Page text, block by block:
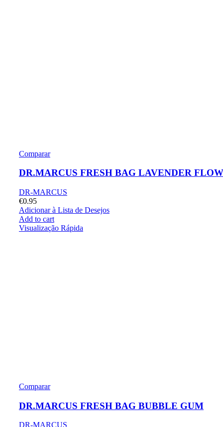
Comparar
DR.MARCUS FRESH BAG LAVENDER
DR-MARCUS
€0.95
Adicionar à Lista de Desejos
Add to cart
Visualização Rápida
Comparar
DR.MARCUS FRESH BAG BUBBLE GUM
DR-MARCUS